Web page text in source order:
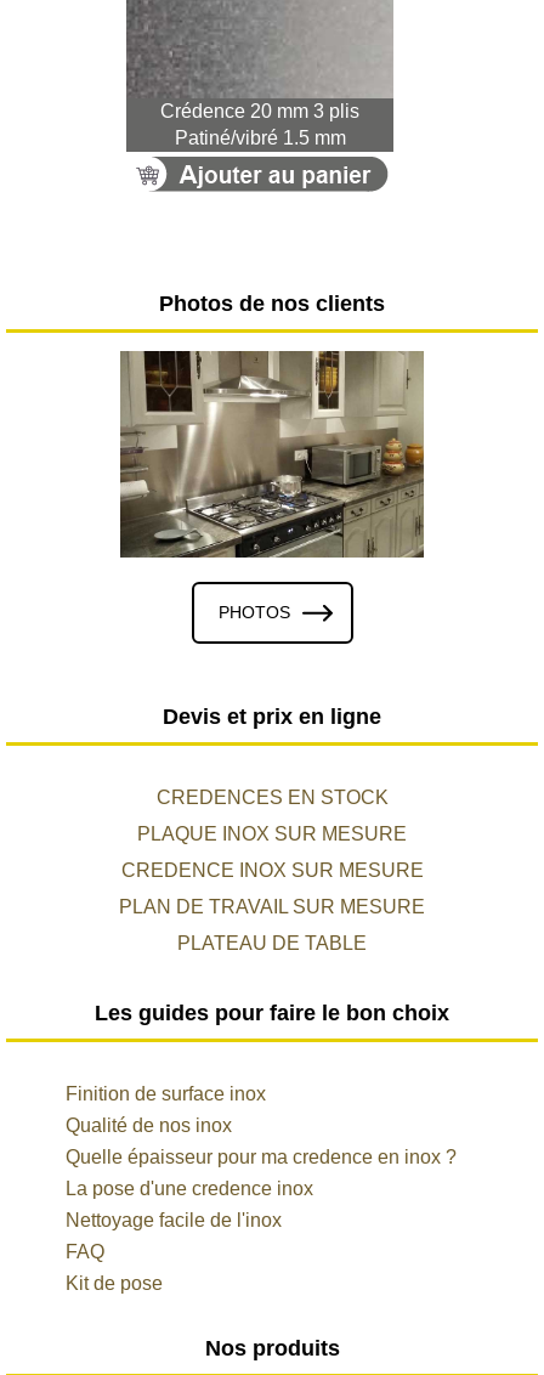
Crédence 20 mm 3 plis
Patiné/vibré 1.5 mm
Photos de nos clients
PHOTOS
Devis et prix en ligne
CREDENCES EN STOCK
PLAQUE INOX SUR MESURE
CREDENCE INOX SUR MESURE
PLAN DE TRAVAIL SUR MESURE
PLATEAU DE TABLE
Les guides pour faire le bon choix
Finition de surface inox
Qualité de nos inox
Quelle épaisseur pour ma credence en inox ?
La pose d'une credence inox
Nettoyage facile de l'inox
FAQ
Kit de pose
Nos produits